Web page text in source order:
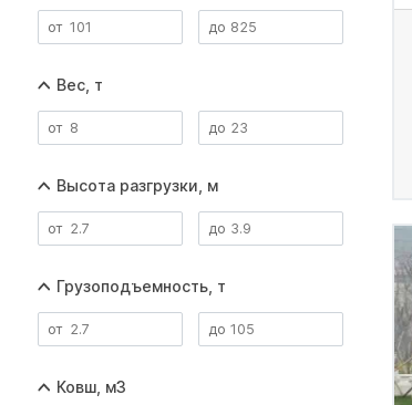
Вес, т
Высота разгрузки, м
Грузоподъемность, т
Ковш, м3